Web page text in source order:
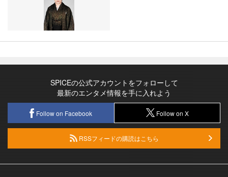
SPICEの公式アカウントをフォローして
最新のエンタメ情報を手に入れよう
Follow on Facebook Follow on X
RSSフィードの購読はこちら